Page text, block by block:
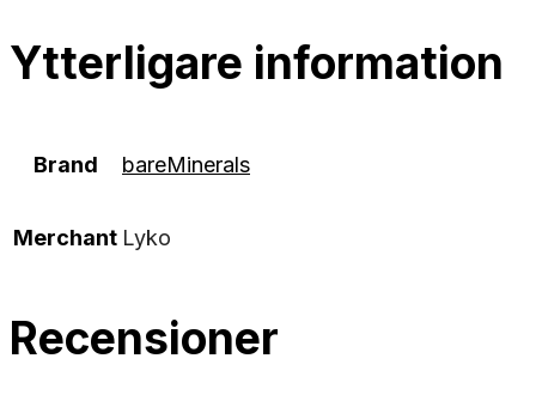
Ytterligare information
Brand bareMinerals
Merchant Lyko
Recensioner